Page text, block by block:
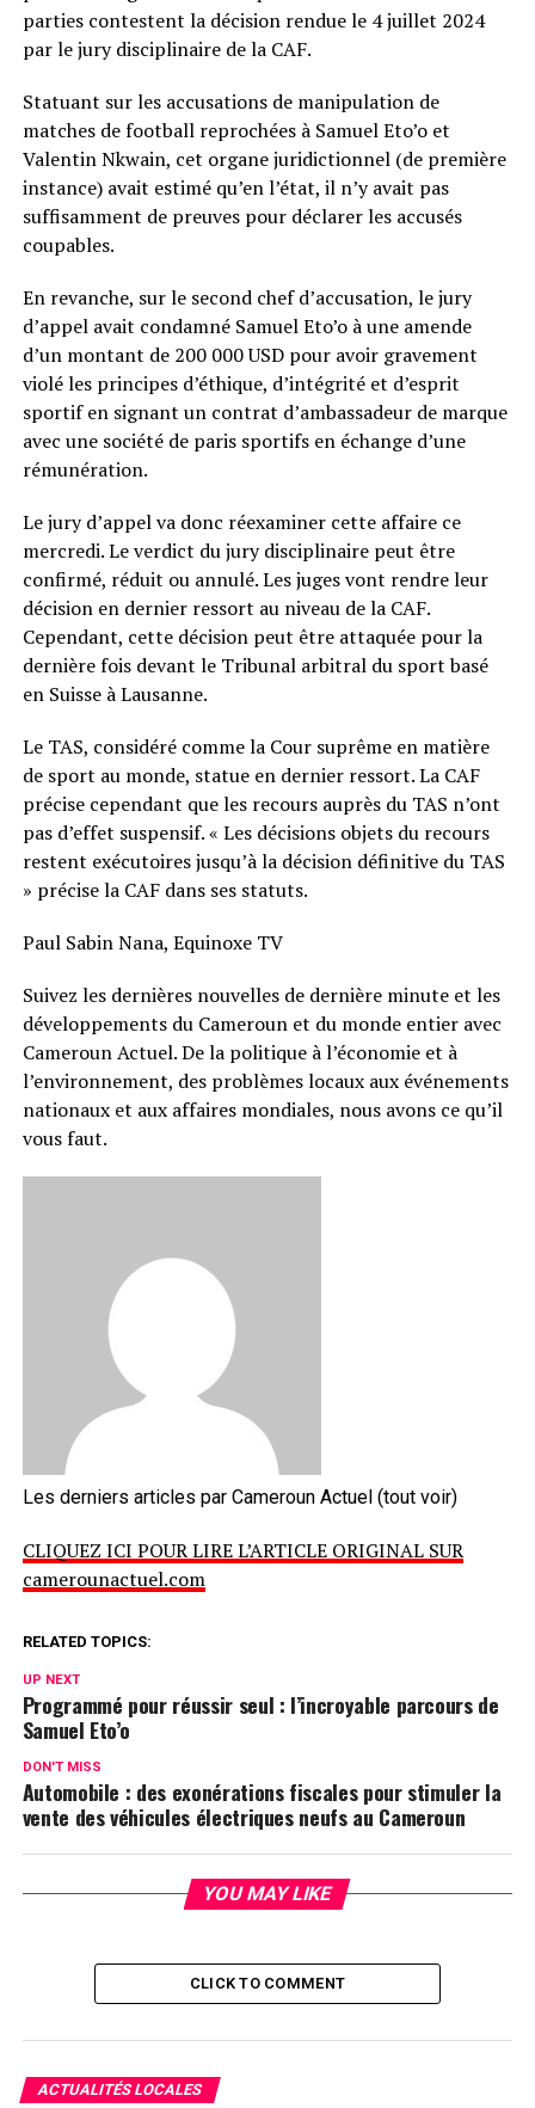
parties contestent la décision rendue le 4 juillet 2024
par le jury disciplinaire de la CAF.
Statuant sur les accusations de manipulation de
matches de football reprochées à Samuel Eto’o et
Valentin Nkwain, cet organe juridictionnel (de première
instance) avait estimé qu’en l’état, il n’y avait pas
suffisamment de preuves pour déclarer les accusés
coupables.
En revanche, sur le second chef d’accusation, le jury
d’appel avait condamné Samuel Eto’o à une amende
d’un montant de 200 000 USD pour avoir gravement
violé les principes d’éthique, d’intégrité et d’esprit
sportif en signant un contrat d’ambassadeur de marque
avec une société de paris sportifs en échange d’une
rémunération.
Le jury d’appel va donc réexaminer cette affaire ce
mercredi. Le verdict du jury disciplinaire peut être
confirmé, réduit ou annulé. Les juges vont rendre leur
décision en dernier ressort au niveau de la CAF.
Cependant, cette décision peut être attaquée pour la
dernière fois devant le Tribunal arbitral du sport basé
en Suisse à Lausanne.
Le TAS, considéré comme la Cour suprême en matière
de sport au monde, statue en dernier ressort. La CAF
précise cependant que les recours auprès du TAS n’ont
pas d’effet suspensif. « Les décisions objets du recours
restent exécutoires jusqu’à la décision définitive du TAS
» précise la CAF dans ses statuts.
Paul Sabin Nana, Equinoxe TV
Suivez les dernières nouvelles de dernière minute et les
développements du Cameroun et du monde entier avec
Cameroun Actuel. De la politique à l’économie et à
l’environnement, des problèmes locaux aux événements
nationaux et aux affaires mondiales, nous avons ce qu’il
vous faut.
Les derniers articles par Cameroun Actuel (tout voir)
CLIQUEZ ICI POUR LIRE L’ARTICLE ORIGINAL SUR
camerounactuel.com
RELATED TOPICS:
UP NEXT
Programmé pour réussir seul : l’incroyable parcours de
Samuel Eto’o
DON'T MISS
Automobile : des exonérations fiscales pour stimuler la
vente des véhicules électriques neufs au Cameroun
YOU MAY LIKE
CLICK TO COMMENT
ACTUALITÉS LOCALES